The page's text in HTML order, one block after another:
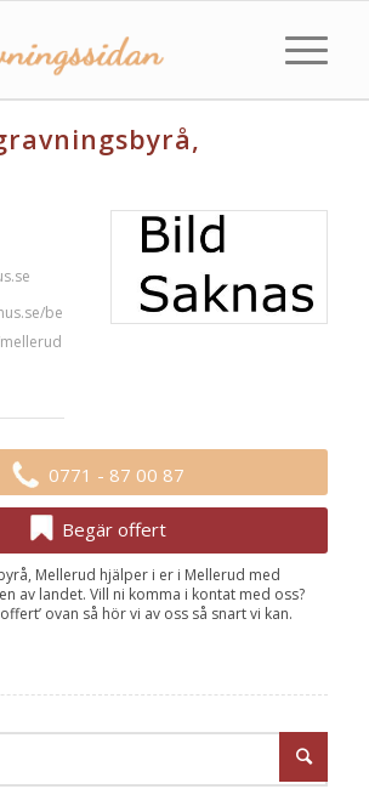
be
0771 - 87 00 87
Begär offert
Mellerud hjälper i er i Mellerud med
av landet. Vill ni komma i kontat med oss?
ovan så hör vi av oss så snart vi kan.